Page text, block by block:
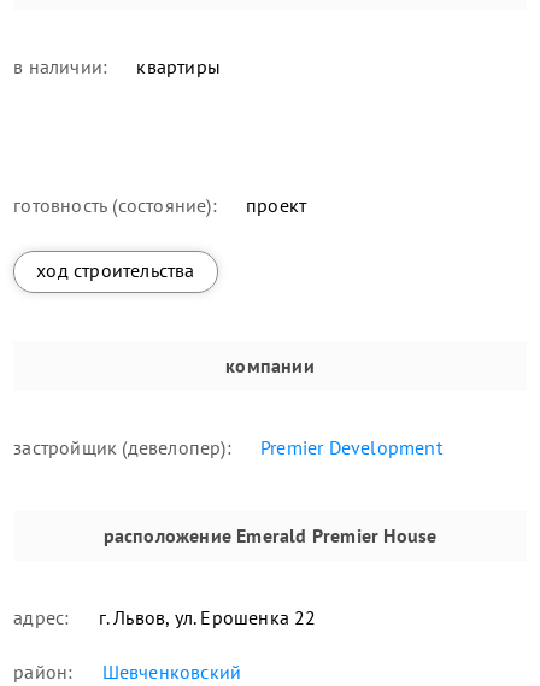
в наличии: квартиры
готовность (состояние): проект
ход строительства
компании
застройщик (девелопер): Premier Development
расположение Emerald Premier House
адрес: г. Львов, ул. Ерошенка 22
район: Шевченковский